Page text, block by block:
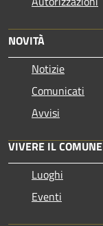
NOVITÀ
Notizie
Comunicati
Avvisi
VIVERE IL COMUNE
Luoghi
Eventi